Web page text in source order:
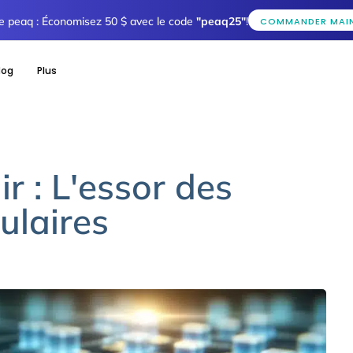
peaq : Économisez 50 $ avec le code "peaq25"! COMMANDER
Plus
: L'essor des